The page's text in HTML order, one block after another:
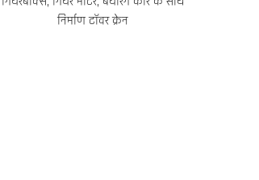
निर्माण टॉवर क्रेन